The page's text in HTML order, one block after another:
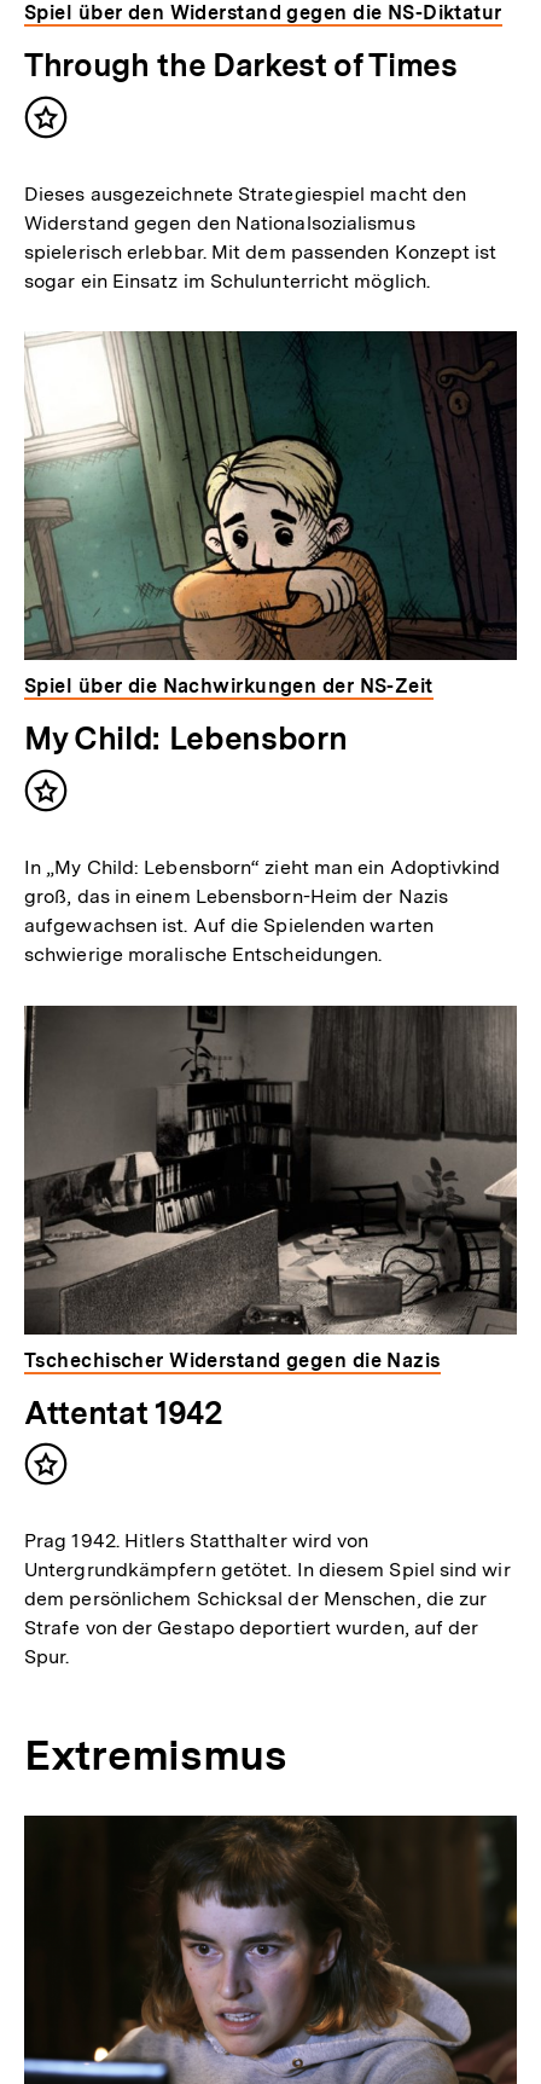
Spiel über den Widerstand gegen die NS-Diktatur
Through the Darkest of Times
Inhalt
Dieses ausgezeichnete Strategiespiel macht den
Widerstand gegen den Nationalsozialismus
spielerisch erlebbar. Mit dem passenden Konzept ist
sogar ein Einsatz im Schulunterricht möglich.
Spiel über die Nachwirkungen der NS-Zeit
My Child: Lebensborn
Inhalt
In „My Child: Lebensborn“ zieht man ein Adoptivkind
groß, das in einem Lebensborn-Heim der Nazis
aufgewachsen ist. Auf die Spielenden warten
schwierige moralische Entscheidungen.
Tschechischer Widerstand gegen die Nazis
Attentat 1942
Inhalt
Prag 1942. Hitlers Statthalter wird von
Untergrundkämpfern getötet. In diesem Spiel sind wir
dem persönlichem Schicksal der Menschen, die zur
Strafe von der Gestapo deportiert wurden, auf der
Spur.
Extremismus